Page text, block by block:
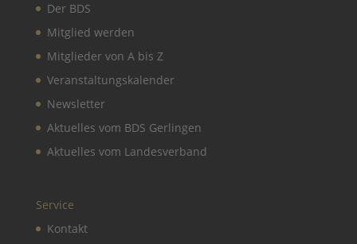
Der BDS
Mitglied werden
Mitglieder von A bis Z
Veranstaltungskalender
Newsletter
Aktuelles vom BDS Gerlingen
Aktuelles vom Landesverband
Service
Kontakt